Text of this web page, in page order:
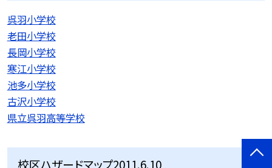
呉羽小学校
老田小学校
長岡小学校
寒江小学校
池多小学校
古沢小学校
県立呉羽高等学校
校区ハザードマップ2011.6.10